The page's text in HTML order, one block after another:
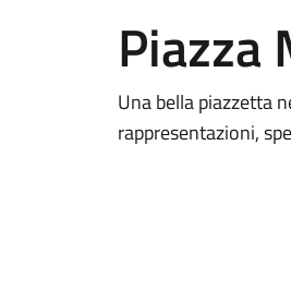
Piazza
Una bella piazzetta
rappresentazioni,